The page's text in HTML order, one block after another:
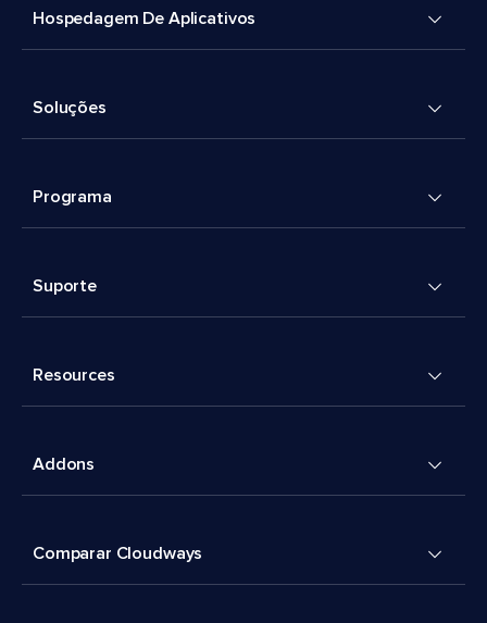
Hospedagem De Aplicativos
Soluções
Programa
Suporte
Resources
Addons
Comparar Cloudways